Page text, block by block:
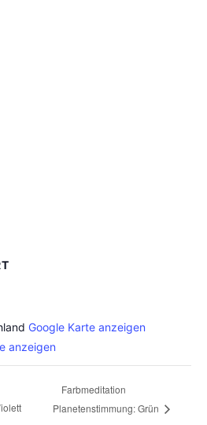
Google Karte anzeigen
anzeigen
Farbmeditation
Planetenstimmung: Grün